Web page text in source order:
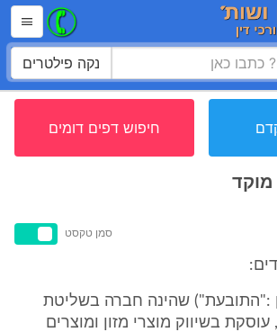
נקה פילטרים
חיפוש דפים דומים
סמן טקסט
1, (להלן :"התובעת") שהינה חברה בשליטת
ובניהול התובע 2, עוסקת בשיווק מוצרי מזון ומוצרים